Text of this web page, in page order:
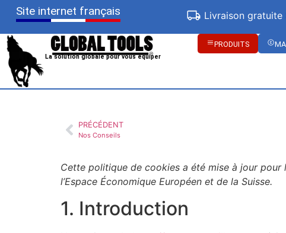
Site internet français Livraison gratuite
La solution globale pour vous équiper
PRODUITS
PRÉCÉDENT
Nos Conseils
Cette politique de cookies a été mise à jour
l’Espace Économique Européen et de la Suisse.
1. Introduction